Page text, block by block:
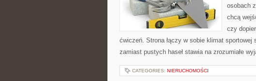
osobach
chcą
czy
ćwiczeń. Strona łączy w sobie klimat
zamiast pustych haseł stawia na zrozumiałe
CATEGORIES: NIERUCHOMOŚCI